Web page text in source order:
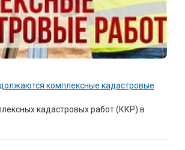
комплексные кадастровые
кадастровых работ (ККР) в